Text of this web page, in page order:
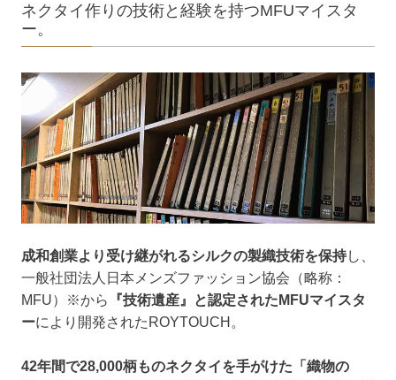
ネクタイ作りの技術と経験を持つMFUマイスタ
ー。
成和創業より受け継がれるシルクの製織技術を保持し、
一般社団法人日本メンズファッション協会（略称：
MFU）※から
『技術遺産』と認定されたMFUマイスタ
ーにより開発されたROYTOUCH。
42年間で28,000柄ものネクタイを手がけた「織物の